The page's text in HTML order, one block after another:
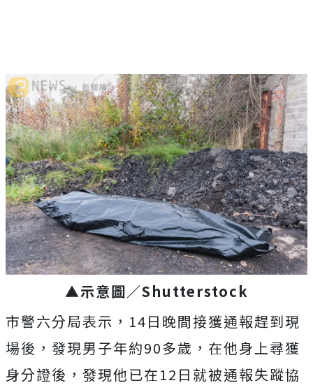
▲示意圖／Shutterstock
市警六分局表示，14日晚間接獲通報趕到現
場後，發現男子年約90多歲，在他身上尋獲
身分證後，發現他已在12日就被通報失蹤協